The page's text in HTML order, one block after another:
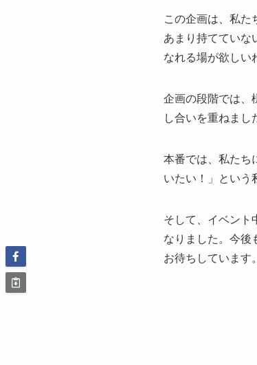
この企画は、私た
あまり持てていな
なれる場が欲しい
企画の段階では、
し合いを重ねまし
本番では、私たち
いたい！」という
そして、イベント
なりました。今後
お待ちしています。